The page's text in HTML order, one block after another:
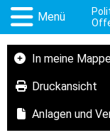
Menü
In meine
Druckansicht
Anlagen und